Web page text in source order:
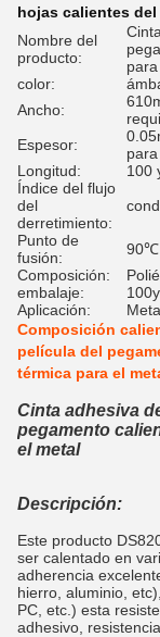
hojas calientes
Nombre del
producto:
color:
Ancho:
Espesor:
Longitud:
100
Índice del flujo
del
derretimiento:
Punto de
fusión:
90℃
Composición:
embalaje:
Aplicación:
Composición
película del
térmica para el
Cinta adhesiva
pegamento
el metal
Descripción:
Este producto
ser calentado en
adherencia
hierro, aluminio, etc),
PC, etc.) esta
adhesivo,